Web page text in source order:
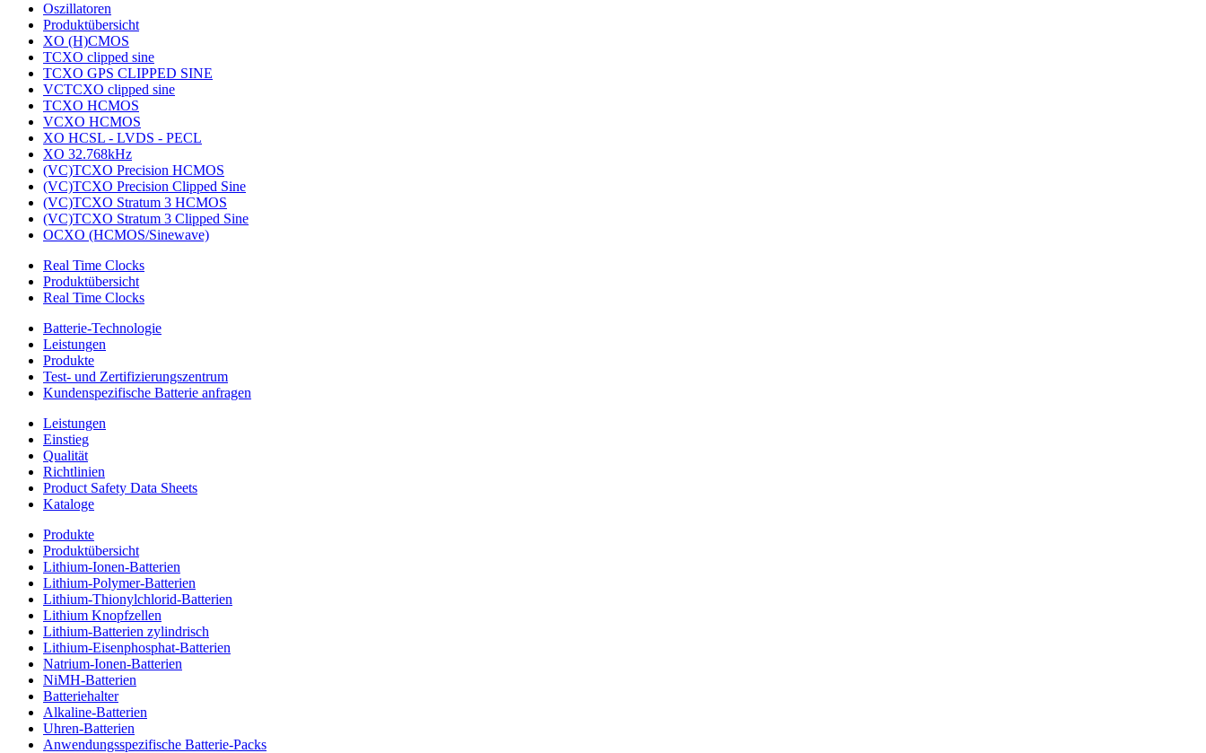
Oszillatoren
Produktübersicht
XO (H)CMOS
TCXO clipped sine
TCXO GPS CLIPPED SINE
VCTCXO clipped sine
TCXO HCMOS
VCXO HCMOS
XO HCSL - LVDS - PECL
XO 32.768kHz
(VC)TCXO Precision HCMOS
(VC)TCXO Precision Clipped Sine
(VC)TCXO Stratum 3 HCMOS
(VC)TCXO Stratum 3 Clipped Sine
OCXO (HCMOS/Sinewave)
Real Time Clocks
Produktübersicht
Real Time Clocks
Batterie-Technologie
Leistungen
Produkte
Test- und Zertifizierungszentrum
Kundenspezifische Batterie anfragen
Leistungen
Einstieg
Qualität
Richtlinien
Product Safety Data Sheets
Kataloge
Produkte
Produktübersicht
Lithium-Ionen-Batterien
Lithium-Polymer-Batterien
Lithium-Thionylchlorid-Batterien
Lithium Knopfzellen
Lithium-Batterien zylindrisch
Lithium-Eisenphosphat-Batterien
Natrium-Ionen-Batterien
NiMH-Batterien
Batteriehalter
Alkaline-Batterien
Uhren-Batterien
Anwendungsspezifische Batterie-Packs